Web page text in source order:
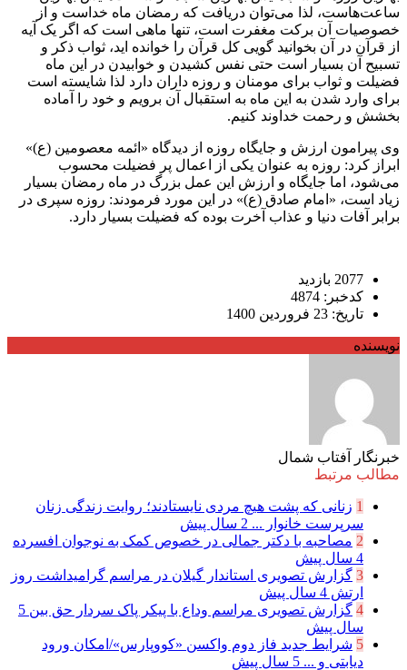
ساعت‌هاست، لذا می‌توان دریافت که رمضان ماه خداست و از
خصوصیات آن برکت مغفرت است، تنها ماهی است که اگر یک آیه
از قرآن در آن بخوانید گویی کل قرآن را خوانده اید، ثواب ذکر و
تسبیح آن بسیار است حتی نفس کشیدن و خوابیدن در این ماه
فضیلت و ثواب برای مومنان و روزه داران دارد لذا شایسته است
برای وارد شدن به این ماه به استقبال آن برویم و خود را آماده
بخشش و رحمت خداوند کنیم.
وی پیرامون ارزش و جایگاه روزه از دیدگاه «ائمه معصومین (ع)»
ابراز کرد: روزه به عنوان یکی از اعمال پر فضیلت محسوب
می‌شود، اما جایگاه و ارزش این عمل بزرگ در ماه رمضان بسیار
زیاد است، «امام صادق (ع)» در این مورد فرمودند: روزه سپری در
برابر آفات دنیا و عذاب آخرت بوده که فضیلت بسیار دارد.
2077 بازدید
کدخبر: 4874
تاریخ: 23 فروردین 1400
نویسنده
خبرنگار آفتاب شمال
مطالب مرتبط
1 زنانی که پشت هیچ مردی نایستادند؛ روایت زندگی زنان
سرپرست خانوار ... 2 سال پیش
2 مصاحبه با دکتر جمالی در خصوص کمک به نوجوان افسرده
4 سال پیش
3 گزارش تصویری استاندار گیلان در مراسم گرامیداشت روز
ارتش 4 سال پیش
4 گزارش تصویری مراسم وداع با پیکر پاک سردار حق بین 5
سال پیش
5 شرایط جدید فاز دوم واکسن «کووپارس»/امکان ورود
دیابتی و ... 5 سال پیش